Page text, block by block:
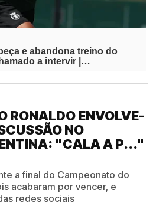
RONALDO ENVOLVE-
NO
"CALA A P..."
a final do Campeonato do
acabaram por vencer, e
redes sociais